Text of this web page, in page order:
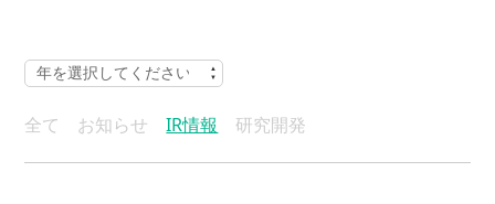
全て お知らせ IR情報 研究開発